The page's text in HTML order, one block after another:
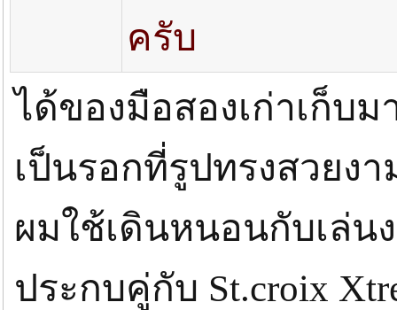
ครับ
ได้ของมือสองเก่าเก็บ
เป็นรอกที่รูปทรงสวยง
ผมใช้เดินหนอนกับเล่น
ประกบคู่กับ St.croix